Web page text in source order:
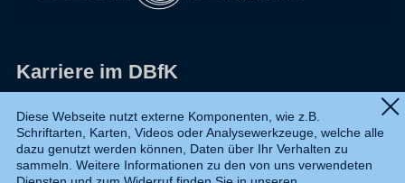
Karriere im DBfK
Datenschutz
Shop
Diese Webseite nutzt externe Komponenten, wie z.B.
Schriftarten, Karten, Videos oder Analysewerkzeuge, welche alle
dazu genutzt werden können, Daten über Ihr Verhalten zu
sammeln. Weitere Informationen zu den von uns verwendeten